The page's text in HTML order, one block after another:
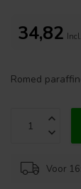
34,82
Romed
Voor